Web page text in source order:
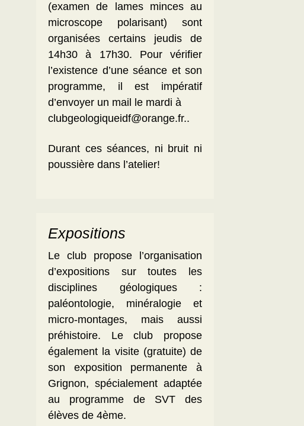
(examen de lames minces au
microscope polarisant) sont
organisées certains jeudis de
14h30 à 17h30. Pour vérifier
l’existence d’une séance et son
programme, il est impératif
d’envoyer un mail le mardi à
clubgeologiqueidf@orange.fr..
Durant ces séances, ni bruit ni
poussière dans l’atelier!
Expositions
Le club propose l’organisation
d’expositions sur toutes les
disciplines géologiques :
paléontologie, minéralogie et
micro-montages, mais aussi
préhistoire. Le club propose
également la visite (gratuite) de
son exposition permanente à
Grignon, spécialement adaptée
au programme de SVT des
élèves de 4ème.